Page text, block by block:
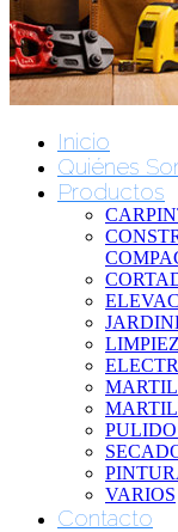
Inicio
Quiénes
Productos
VARIOS
Contacto